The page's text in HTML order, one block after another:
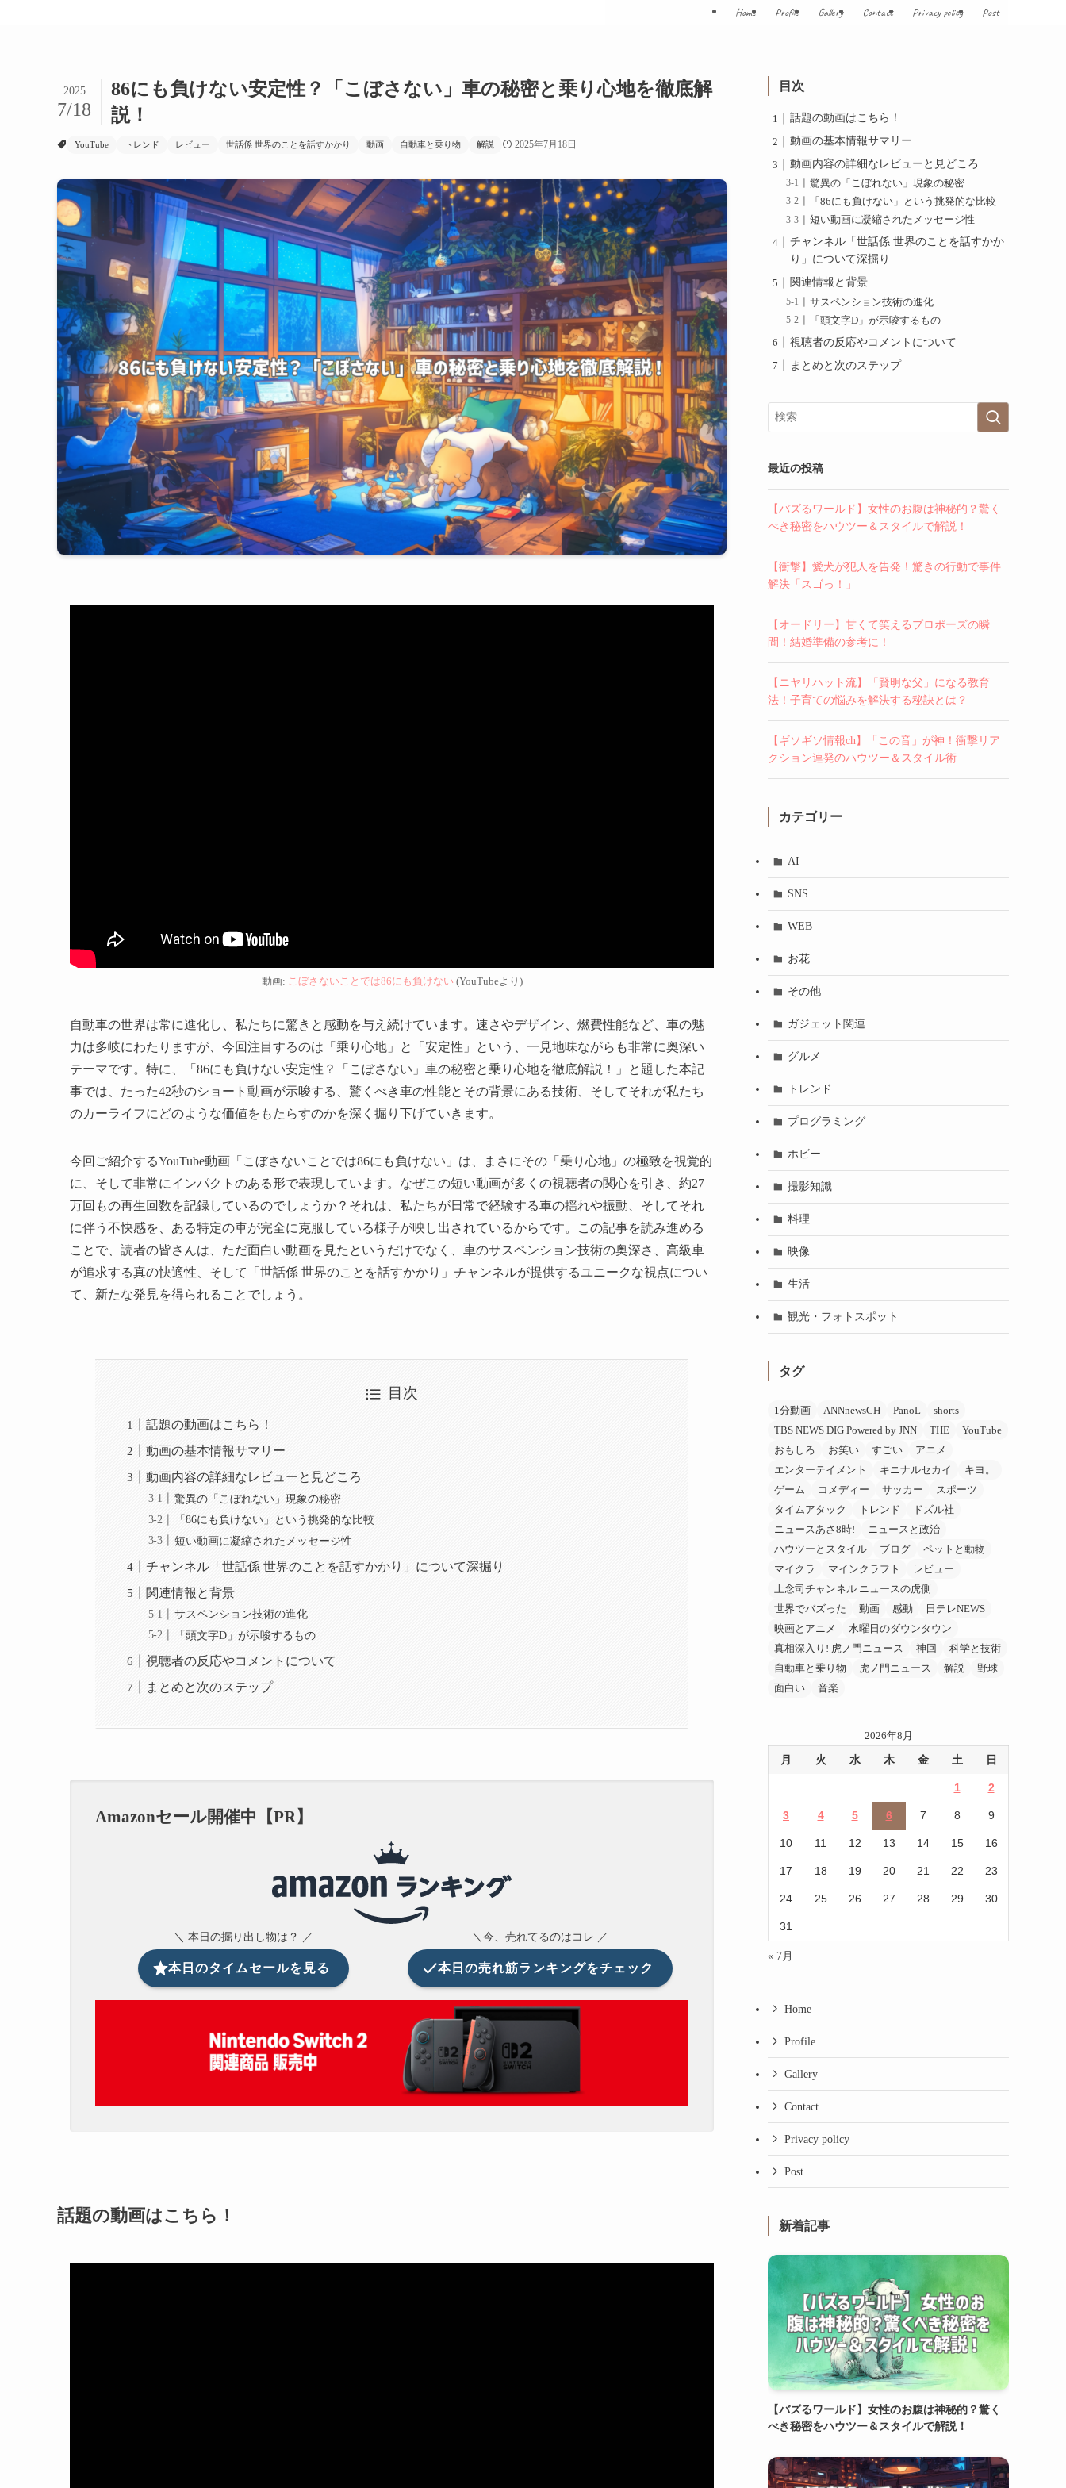
Home Profile Gallery Contact Privacy policy Post
86にも負けない安定性？「こぼさない」車の秘密と乗り心地を徹底解
説！
2025
7/18
YouTube トレンド レビュー 世話係 世界のことを話すかかり 動画 自動車と乗り物 解説 2025年7月18日
動画: こぼさないことでは86にも負けない (YouTubeより)
自動車の世界は常に進化し、私たちに驚きと感動を与え続けています。速さやデザイン、燃費性能など、車の魅
力は多岐にわたりますが、今回注目するのは「乗り心地」と「安定性」という、一見地味ながらも非常に奥深い
テーマです。特に、「86にも負けない安定性？「こぼさない」車の秘密と乗り心地を徹底解説！」と題した本記
事では、たった42秒のショート動画が示唆する、驚くべき車の性能とその背景にある技術、そしてそれが私たち
のカーライフにどのような価値をもたらすのかを深く掘り下げていきます。
今回ご紹介するYouTube動画「こぼさないことでは86にも負けない」は、まさにその「乗り心地」の極致を視覚的
に、そして非常にインパクトのある形で表現しています。なぜこの短い動画が多くの視聴者の関心を引き、約27
万回もの再生回数を記録しているのでしょうか？それは、私たちが日常で経験する車の揺れや振動、そしてそれ
に伴う不快感を、ある特定の車が完全に克服している様子が映し出されているからです。この記事を読み進める
ことで、読者の皆さんは、ただ面白い動画を見たというだけでなく、車のサスペンション技術の奥深さ、高級車
が追求する真の快適性、そして「世話係 世界のことを話すかかり」チャンネルが提供するユニークな視点につい
て、新たな発見を得られることでしょう。
目次
話題の動画はこちら！
動画の基本情報サマリー
動画内容の詳細なレビューと見どころ
驚異の「こぼれない」現象の秘密
「86にも負けない」という挑発的な比較
短い動画に凝縮されたメッセージ性
チャンネル「世話係 世界のことを話すかかり」について深掘り
関連情報と背景
サスペンション技術の進化
「頭文字D」が示唆するもの
視聴者の反応やコメントについて
まとめと次のステップ
Amazonセール開催中【PR】
＼ 本日の掘り出し物は？ ／
本日のタイムセールを見る
＼今、売れてるのはコレ ／
本日の売れ筋ランキングをチェック
話題の動画はこちら！
目次
話題の動画はこちら！
動画の基本情報サマリー
動画内容の詳細なレビューと見どころ
驚異の「こぼれない」現象の秘密
「86にも負けない」という挑発的な比較
短い動画に凝縮されたメッセージ性
チャンネル「世話係 世界のことを話すかか
り」について深掘り
関連情報と背景
サスペンション技術の進化
「頭文字D」が示唆するもの
視聴者の反応やコメントについて
まとめと次のステップ
最近の投稿
【バズるワールド】女性のお腹は神秘的？驚く
べき秘密をハウツー＆スタイルで解説！
【衝撃】愛犬が犯人を告発！驚きの行動で事件
解決「スゴっ！」
【オードリー】甘くて笑えるプロポーズの瞬
間！結婚準備の参考に！
【ニヤリハット流】「賢明な父」になる教育
法！子育ての悩みを解決する秘訣とは？
【ギソギソ情報ch】「この音」が神！衝撃リア
クション連発のハウツー＆スタイル術
カテゴリー
AI
SNS
WEB
お花
その他
ガジェット関連
グルメ
トレンド
プログラミング
ホビー
撮影知識
料理
映像
生活
観光・フォトスポット
タグ
1分動画 ANNnewsCH PanoL
shorts
TBS NEWS DIG Powered by JNN
THE
YouTube
おもしろ
お笑い すごい
アニメ
エンターテイメント
キニナルセカイ
キヨ。
ゲーム
コメディー サッカー
スポーツ
タイムアタック
トレンド
ドズル社
ニュースあさ8時!
ニュースと政治
ハウツーとスタイル
ブログ
ペットと動物
マイクラ
マインクラフト
レビュー
上念司チャンネル ニュースの虎側
世界でバズった
動画 感動
日テレNEWS
映画とアニメ
水曜日のダウンタウン
真相深入り! 虎ノ門ニュース
神回
科学と技術
自動車と乗り物
虎ノ門ニュース 解説
野球
面白い
音楽
2026年8月
月 火 水 木 金 土 日
1 2
3 4 5 6 7 8 9
10 11 12 13 14 15 16
17 18 19 20 21 22 23
24 25 26 27 28 29 30
31
« 7月
Home
Profile
Gallery
Contact
Privacy policy
Post
新着記事
【バズるワールド】女性のお腹は神秘的？驚く
べき秘密をハウツー＆スタイルで解説！